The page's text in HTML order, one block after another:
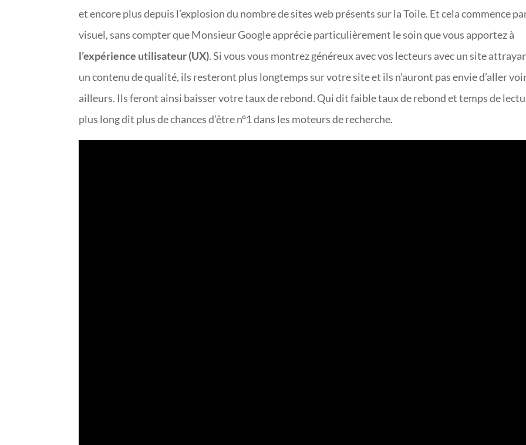
et encore plus depuis l’explosion du nombre de sites web présents sur la Toile. Et cela commence
visuel, sans compter que Monsieur Google apprécie particulièrement le soin que vous apportez à
l’expérience utilisateur (UX). Si vous vous montrez généreux avec vos lecteurs avec un site
un contenu de qualité, ils resteront plus longtemps sur votre site et ils n’auront pas envie d’aller
ailleurs. Ils feront ainsi baisser votre taux de rebond. Qui dit faible taux de rebond et temps de
plus long dit plus de chances d’être n°1 dans les moteurs de recherche.